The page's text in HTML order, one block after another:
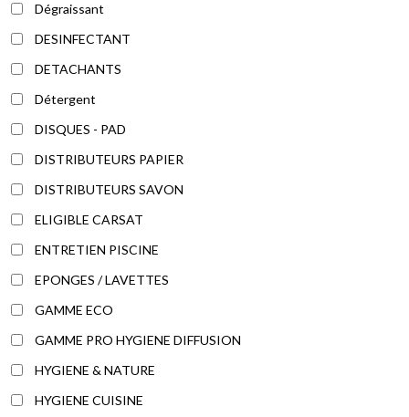
Dégraissant
DESINFECTANT
DETACHANTS
Détergent
DISQUES - PAD
DISTRIBUTEURS PAPIER
DISTRIBUTEURS SAVON
ELIGIBLE CARSAT
ENTRETIEN PISCINE
EPONGES / LAVETTES
GAMME ECO
GAMME PRO HYGIENE DIFFUSION
HYGIENE & NATURE
HYGIENE CUISINE